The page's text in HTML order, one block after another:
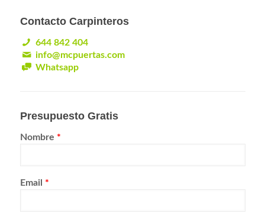
Contacto Carpinteros
644 842 404
info@mcpuertas.com
Whatsapp
Presupuesto Gratis
Nombre *
Email *